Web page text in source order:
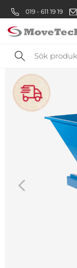
019 - 611 19 19
Sök
produkt